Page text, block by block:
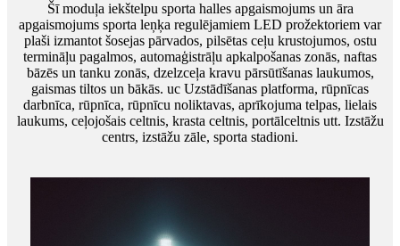
Šī moduļa iekštelpu sporta halles apgaismojums un āra
apgaismojums sporta leņķa regulējamiem LED prožektoriem var
plaši izmantot šosejas pārvados, pilsētas ceļu krustojumos, ostu
termināļu pagalmos, automaģistrāļu apkalpošanas zonās, naftas
bāzēs un tanku zonās, dzelzceļa kravu pārsūtīšanas laukumos,
gaismas tiltos un bākās. uc Uzstādīšanas platforma, rūpnīcas
darbnīca, rūpnīca, rūpnīcu noliktavas, aprīkojuma telpas, lielais
laukums, ceļojošais celtnis, krasta celtnis, portālceltnis utt. Izstāžu
centrs, izstāžu zāle, sporta stadioni.